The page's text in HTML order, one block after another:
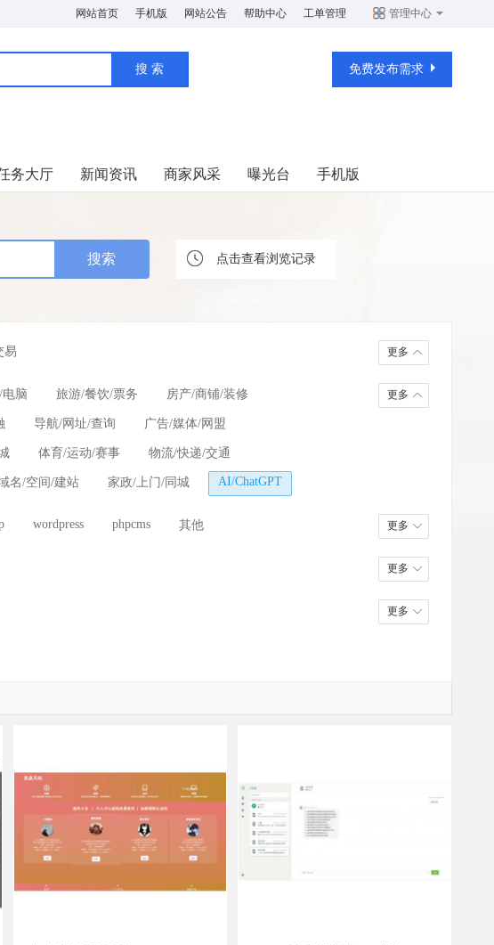
网站首页 手机版 网站公告 帮助中心 工单管理 管理中心
免费发布需求
务大厅 新闻资讯 商家风采 曝光台 手机版
点击查看浏览记录
易 更多
脑 旅游/餐饮/票务 房产/商铺/装修
导航/网址/查询 广告/媒体/网盟
体育/运动/赛事 物流/快递/交通
名/空间/建站 家政/上门/同城 AI/ChatGPT
更多
wordpress phpcms 其他 更多
更多
更多